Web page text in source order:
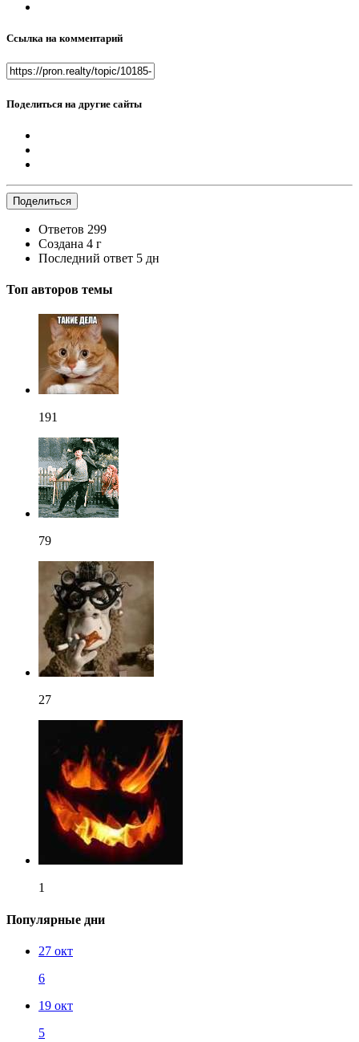
Ссылка на комментарий
Поделиться на другие сайты
Поделиться
Ответов 299
Создана 4 г
Последний ответ 5 дн
Топ авторов темы
191
79
27
1
Популярные дни
27 окт
6
19 окт
5